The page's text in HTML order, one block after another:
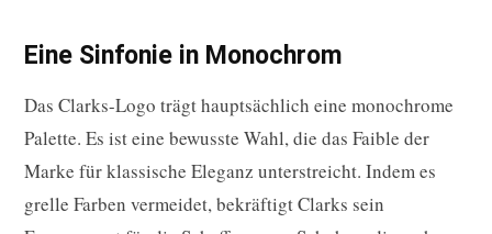
Eine Sinfonie in Monochrom
Das Clarks-Logo trägt hauptsächlich eine monochrome
Palette. Es ist eine bewusste Wahl, die das Faible der
Marke für klassische Eleganz unterstreicht. Indem es
grelle Farben vermeidet, bekräftigt Clarks sein